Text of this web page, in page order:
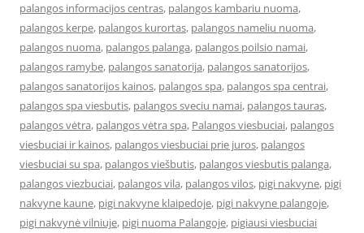
palangos informacijos centras, palangos kambariu nuoma,
palangos kerpe, palangos kurortas, palangos nameliu nuoma,
palangos nuoma, palangos palanga, palangos poilsio namai,
palangos ramybe, palangos sanatorija, palangos sanatorijos,
palangos sanatorijos kainos, palangos spa, palangos spa centrai,
palangos spa viesbutis, palangos sveciu namai, palangos tauras,
palangos vėtra, palangos vėtra spa, Palangos viesbuciai, palangos
viesbuciai ir kainos, palangos viesbuciai prie juros, palangos
viesbuciai su spa, palangos viešbutis, palangos viesbutis palanga,
palangos viezbuciai, palangos vila, palangos vilos, pigi nakvyne, pigi
nakvyne kaune, pigi nakvyne klaipedoje, pigi nakvyne palangoje,
pigi nakvynė vilniuje, pigi nuoma Palangoje, pigiausi viesbuciai